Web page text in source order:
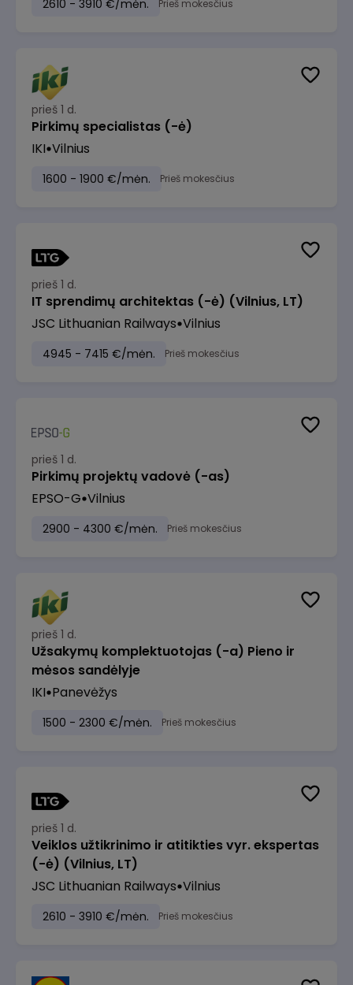
2610 - 3910 €/mėn. Prieš mokesčius
prieš 1 d.
Pirkimų specialistas (-ė)
IKI Vilnius
1600 - 1900 €/mėn. Prieš mokesčius
prieš 1 d.
IT sprendimų architektas (-ė) (Vilnius, LT)
JSC Lithuanian Railways Vilnius
4945 - 7415 €/mėn. Prieš mokesčius
prieš 1 d.
Pirkimų projektų vadovė (-as)
EPSO-G Vilnius
2900 - 4300 €/mėn. Prieš mokesčius
prieš 1 d.
Užsakymų komplektuotojas (-a) Pieno ir
mėsos sandėlyje
IKI Panevėžys
1500 - 2300 €/mėn. Prieš mokesčius
prieš 1 d.
Veiklos užtikrinimo ir atitikties vyr. ekspertas
(-ė) (Vilnius, LT)
JSC Lithuanian Railways Vilnius
2610 - 3910 €/mėn. Prieš mokesčius